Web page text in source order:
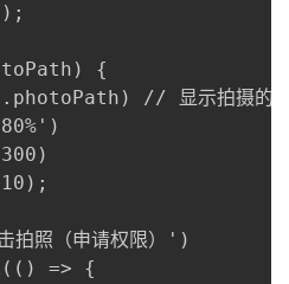
{
// 显示拍摄的
照（申请权限）')
=> {